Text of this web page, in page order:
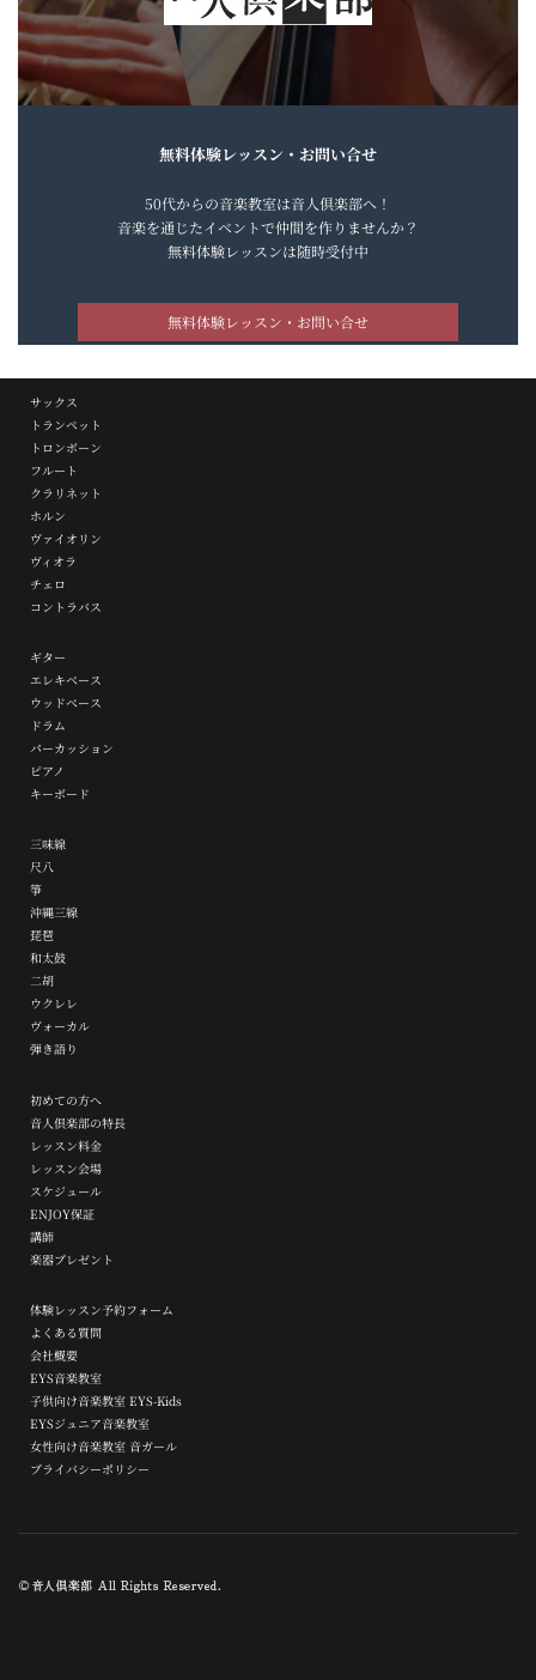
無料体験レッスン・お問い合せ
50代からの音楽教室は音人倶楽部へ！
音楽を通じたイベントで仲間を作りませんか？
無料体験レッスンは随時受付中
無料体験レッスン・お問い合せ
サックス
トランペット
トロンボーン
フルート
クラリネット
ホルン
ヴァイオリン
ヴィオラ
チェロ
コントラバス
ギター
エレキベース
ウッドベース
ドラム
パーカッション
ピアノ
キーボード
三味線
尺八
箏
沖縄三線
琵琶
和太鼓
二胡
ウクレレ
ヴォーカル
弾き語り
初めての方へ
音人倶楽部の特長
レッスン料金
レッスン会場
スケジュール
ENJOY保証
講師
楽器プレゼント
体験レッスン予約フォーム
よくある質問
会社概要
EYS音楽教室
子供向け音楽教室 EYS-Kids
EYSジュニア音楽教室
女性向け音楽教室 音ガール
プライバシーポリシー